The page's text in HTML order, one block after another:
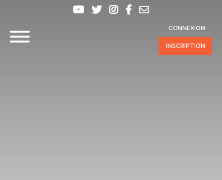
CONNEXION
INSCRIPTION